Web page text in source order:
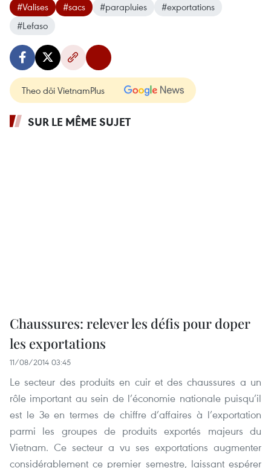
#Valises #sacs #parapluies
#exportations
#Lefaso
Theo dõi VietnamPlus
SUR LE MÊME SUJET
Chaussures: relever les défis pour doper
les exportations
11/08/2014 03:45
Le secteur des produits en cuir et des chaussures a un
rôle important au sein de l’économie nationale puisqu’il
est le 3e en termes de chiffre d’affaires à l’exportation
parmi les groupes de produits exportés majeurs du
Vietnam. Ce secteur a vu ses exportations augmenter
considérablement ce premier semestre, laissant espérer